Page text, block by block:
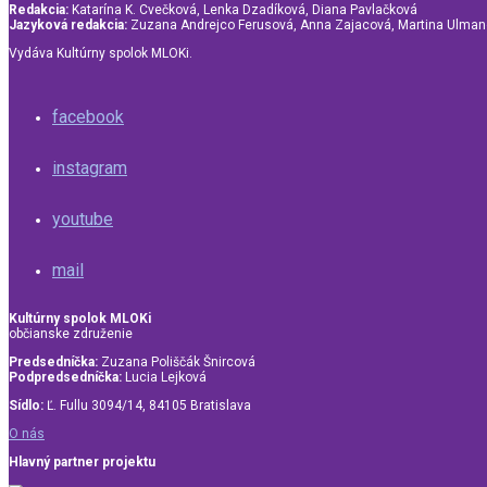
Redakcia: Katarína K. Cvečková, Lenka Dzadíková, Diana Pavlačková
Jazyková redakcia: Zuzana Andrejco Ferusová, Anna Zajacová, Martina
Vydáva Kultúrny spolok MLOKi.
facebook
instagram
youtube
mail
Kultúrny spolok MLOKi
občianske združenie
Predsedníčka: Zuzana Poliščák Šnircová
Podpredsedníčka: Lucia Lejková
Sídlo: Ľ. Fullu 3094/14, 84105 Bratislava
O nás
Hlavný partner projektu